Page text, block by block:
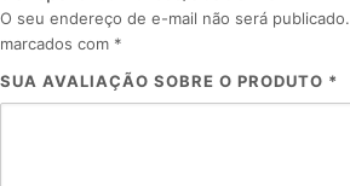
O seu endereço de e-mail não será publicado.
marcados com *
SUA AVALIAÇÃO SOBRE O PRODUTO *